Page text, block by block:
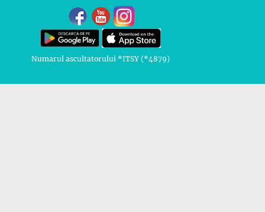
Numarul ascultatorului *ITSY (*4879)